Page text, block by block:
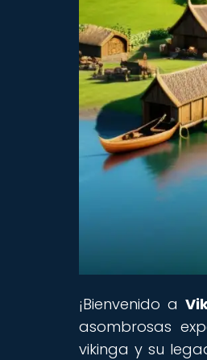
¡Bienvenido a
asombrosas
vikinga y su